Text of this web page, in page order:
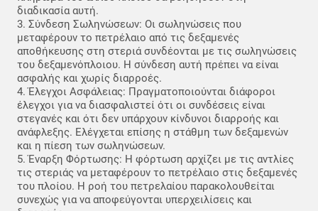
διαδικασία αυτή.
3. Σύνδεση Σωληνώσεων: Οι σωληνώσεις που
μεταφέρουν το πετρέλαιο από τις δεξαμενές
αποθήκευσης στη στεριά συνδέονται με τις σωληνώσεις
του δεξαμενόπλοιου. Η σύνδεση αυτή πρέπει να είναι
ασφαλής και χωρίς διαρροές.
4. Έλεγχοι Ασφάλειας: Πραγματοποιούνται διάφοροι
έλεγχοι για να διασφαλιστεί ότι οι συνδέσεις είναι
στεγανές και ότι δεν υπάρχουν κίνδυνοι διαρροής και
ανάφλεξης. Ελέγχεται επίσης η στάθμη των δεξαμενών
και η πίεση των σωληνώσεων.
5. Έναρξη Φόρτωσης: Η φόρτωση αρχίζει με τις αντλίες
τις στεριάς να μεταφέρουν το πετρέλαιο στις δεξαμενές
του πλοίου. Η ροή του πετρελαίου παρακολουθείται
συνεχώς για να αποφεύγονται υπερχειλίσεις και